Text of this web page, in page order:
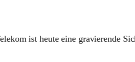
ist heute eine gravierende